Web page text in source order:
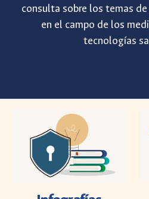
consulta sobre los temas
en el campo de los
tecnologías